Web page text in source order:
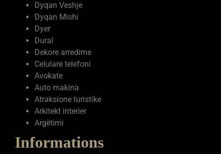
Dyqane intimo
Dyqan Veshje
Dyqan Mishi
Dyer
Dural
Dekore arredime
Celulare telefoni
Avokate
Auto makina
Atraksione turistike
Arkitekt interier
Argëtimi